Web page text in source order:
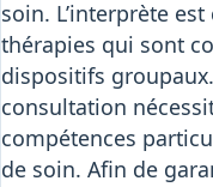
soin. L’interprète
thérapies qui sont
dispositifs
consultation
compétences
de soin. Afin de